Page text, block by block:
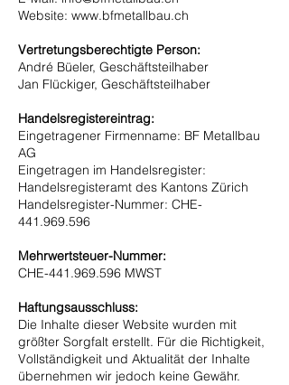
Website: www.bfmetallbau.ch
Vertretungsberechtigte Person:
André Büeler, Geschäftsteilhaber
Jan Flückiger, Geschäftsteilhaber
Handelsregistereintrag:
Eingetragener Firmenname: BF Metallbau
AG
Eingetragen im Handelsregister:
Handelsregisteramt des Kantons Zürich
Handelsregister-Nummer: CHE-
441.969.596
Mehrwertsteuer-Nummer:
CHE-441.969.596 MWST
Haftungsausschluss:
Die Inhalte dieser Website wurden mit
größter Sorgfalt erstellt. Für die Richtigkeit,
Vollständigkeit und Aktualität der Inhalte
übernehmen wir jedoch keine Gewähr.